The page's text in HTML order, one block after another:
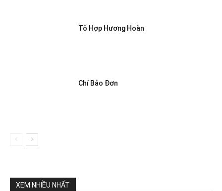
Tô Hợp Hương Hoàn
Chí Bảo Đơn
XEM NHIỀU NHẤT